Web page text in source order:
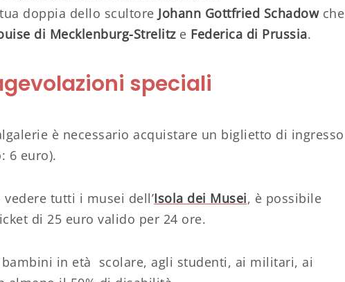
doppia dello scultore Johann Gottfried Schadow che
di Mecklenburg-Strelitz e Federica di Prussia.
speciali
è necessario acquistare un biglietto di ingresso
6 euro).
tutti i musei dell’Isola dei Musei, è possibile
di 25 euro valido per 24 ore.
in età scolare, agli studenti, ai militari, ai